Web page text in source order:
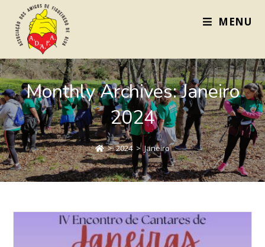
MENU
Monthly Archives: Janeiro
2024
> 2024 > Janeiro